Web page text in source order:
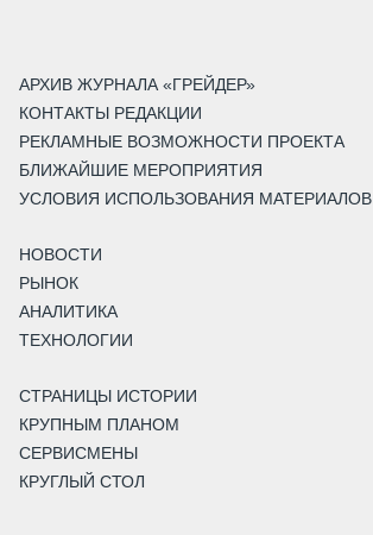
АРХИВ ЖУРНАЛА «ГРЕЙДЕР»
КОНТАКТЫ РЕДАКЦИИ
РЕКЛАМНЫЕ ВОЗМОЖНОСТИ ПРОЕКТА
БЛИЖАЙШИЕ МЕРОПРИЯТИЯ
УСЛОВИЯ ИСПОЛЬЗОВАНИЯ МАТЕРИАЛОВ
НОВОСТИ
РЫНОК
АНАЛИТИКА
ТЕХНОЛОГИИ
СТРАНИЦЫ ИСТОРИИ
КРУПНЫМ ПЛАНОМ
СЕРВИСМЕНЫ
КРУГЛЫЙ СТОЛ